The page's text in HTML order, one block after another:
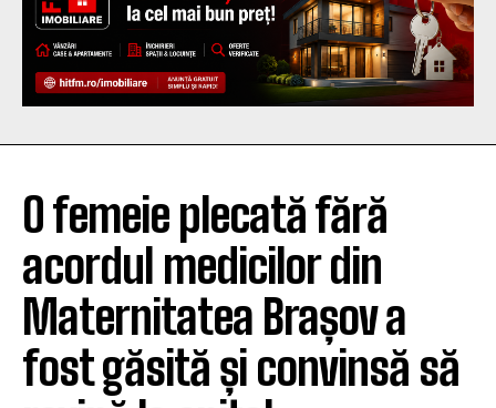
O femeie plecată fără
acordul medicilor din
Maternitatea Brașov a
fost găsită și convinsă să